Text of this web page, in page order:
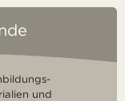
und